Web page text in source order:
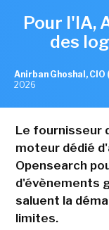
Pour l'IA,
des
Anirban Ghoshal,
2026
Le fournisseur
moteur dédié
Opensearch
d'évènements
saluent la
limites.